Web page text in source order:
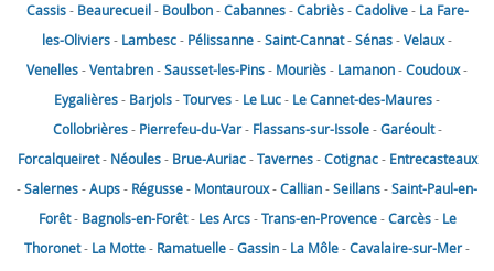
Cassis- Beaurecueil- Boulbon-Cabannes-Cabriès-Cadolive- La Fare-
les-Oliviers- Lambesc- Pélissanne-Saint-Cannat-Sénas-Velaux-
Venelles-Ventabren-Sausset-les-Pins- Mouriès- Lamanon-Coudoux-
Eygalières- Barjols-Tourves- Le Luc- Le Cannet-des-Maures-
Collobrières- Pierrefeu-du-Var- Flassans-sur-Issole-Garéoult-
Forcalqueiret- Néoules- Brue-Auriac-Tavernes-Cotignac- Entrecasteaux
-Salernes-Aups- Régusse- Montauroux-Callian-Seillans-Saint-Paul-en-
Forêt- Bagnols-en-Forêt- Les Arcs-Trans-en-Provence-Carcès- Le
Thoronet- La Motte- Ramatuelle-Gassin- La Môle-Cavalaire-sur-Mer-